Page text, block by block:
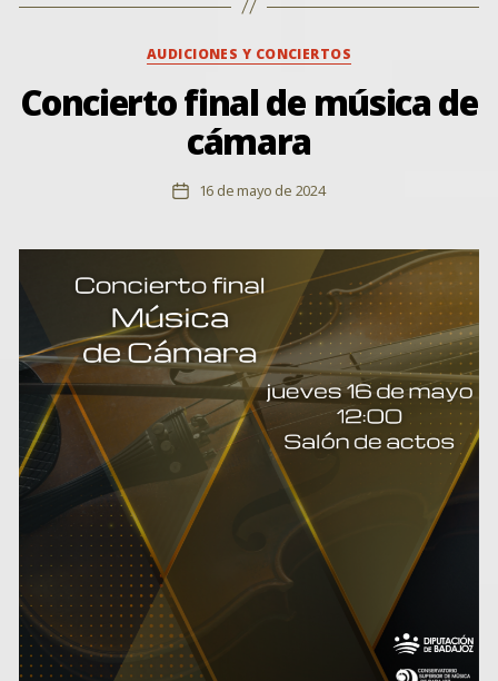
Categorías
AUDICIONES Y CONCIERTOS
Concierto final de música de
cámara
Fecha
entrada
16 de mayo de 2024